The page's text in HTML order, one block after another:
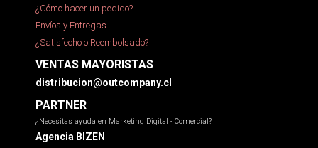
¿Cómo hacer un pedido?
Envíos y Entregas
¿Satisfecho o Reembolsado?
VENTAS MAYORISTAS
distribucion@outcompany.cl
PARTNER
¿Necesitas ayuda en Marketing Digital - Comercial?
Agencia BIZEN